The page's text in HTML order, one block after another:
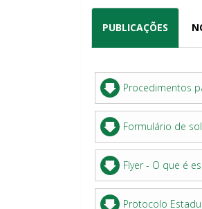
PUBLICAÇÕES
Procedimentos
Formulário de
Flyer - O que é
Protocolo